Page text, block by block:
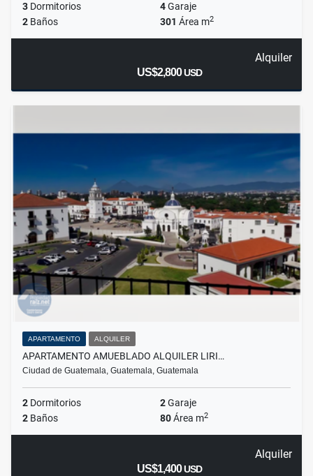
3 Dormitorios 4Garaje
2 Baños 301 Área m2
Alquiler
US$2,800USD
APARTAMENTO ALQUILER
APARTAMENTO AMUEBLADO ALQUILER LIRI…
Ciudad de Guatemala, Guatemala, Guatemala
2 Dormitorios 2Garaje
2 Baños 80Área m2
Alquiler
US$1,400USD